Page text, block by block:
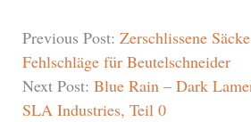
Previous Post: Zerschlissene
Fehlschläge für Beutelschneider
Next Post: Blue Rain – Dark
SLA Industries, Teil 0